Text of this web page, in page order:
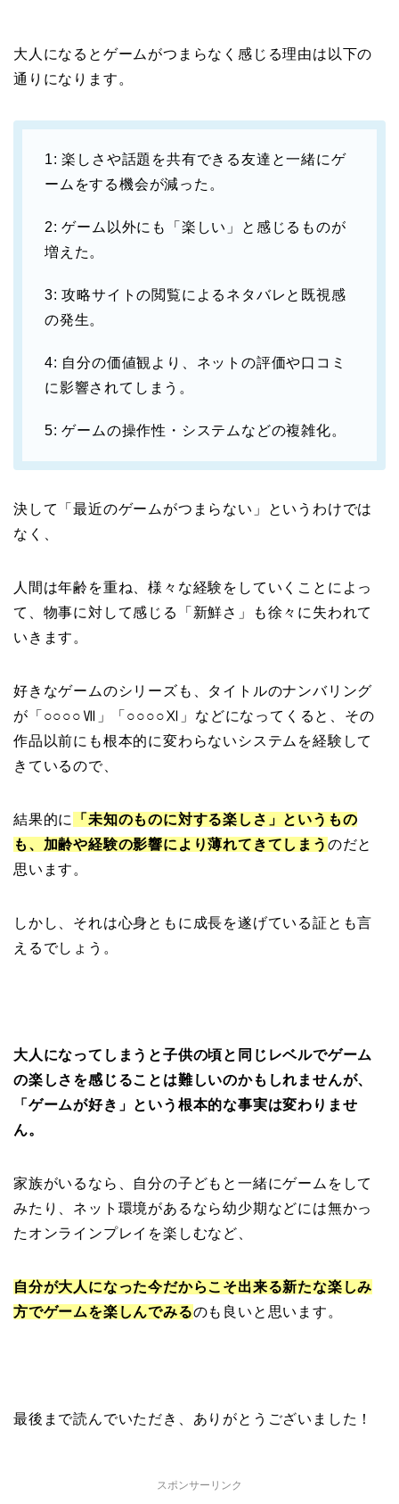
大人になるとゲームがつまらなく感じる理由は以下の
通りになります。
1: 楽しさや話題を共有できる友達と一緒にゲ
ームをする機会が減った。
2: ゲーム以外にも「楽しい」と感じるものが
増えた。
3: 攻略サイトの閲覧によるネタバレと既視感
の発生。
4: 自分の価値観より、ネットの評価や口コミ
に影響されてしまう。
5: ゲームの操作性・システムなどの複雑化。
決して「最近のゲームがつまらない」というわけでは
なく、
人間は年齢を重ね、様々な経験をしていくことによっ
て、物事に対して感じる「新鮮さ」も徐々に失われて
いきます。
好きなゲームのシリーズも、タイトルのナンバリング
が「○○○○Ⅶ」「○○○○Ⅺ」などになってくると、その
作品以前にも根本的に変わらないシステムを経験して
きているので、
結果的に
「未知のものに対する楽しさ」というもの
も、加齢や経験の影響により薄れてきてしまう のだと
思います。
しかし、それは心身ともに成長を遂げている証とも言
えるでしょう。
大人になってしまうと子供の頃と同じレベルでゲーム
の楽しさを感じることは難しいのかもしれませんが、
「ゲームが好き」という根本的な事実は変わりませ
ん。
家族がいるなら、自分の子どもと一緒にゲームをして
みたり、ネット環境があるなら幼少期などには無かっ
たオンラインプレイを楽しむなど、
自分が大人になった今だからこそ出来る新たな楽しみ
方でゲームを楽しんでみるのも良いと思います。
最後まで読んでいただき、ありがとうございました！
スポンサーリンク